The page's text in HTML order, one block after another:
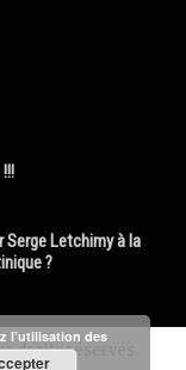
Letchimy à la
?
droits réservés
l’utilisation des